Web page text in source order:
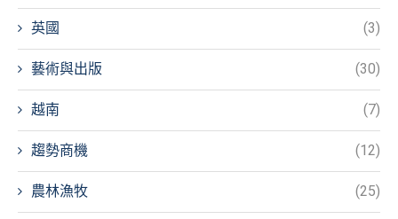
英國 (3)
藝術與出版 (30)
越南 (7)
趨勢商機 (12)
農林漁牧 (25)